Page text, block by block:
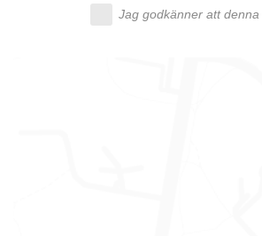
Jag godkänner att